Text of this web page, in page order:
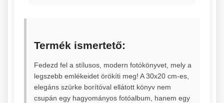
Termék ismertető:
Fedezd fel a stílusos, modern fotókönyvet, mely a
legszebb emlékeidet örökíti meg! A 30x20 cm-es,
elegáns szürke borítóval ellátott könyv nem
csupán egy hagyományos fotóalbum, hanem egy